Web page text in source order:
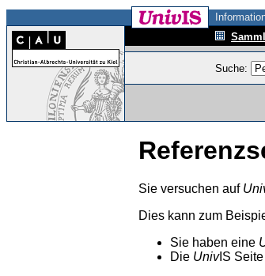
Suche:
Sie versuchen auf
Dies kann zum
Sie haben eine
Die UnivIS